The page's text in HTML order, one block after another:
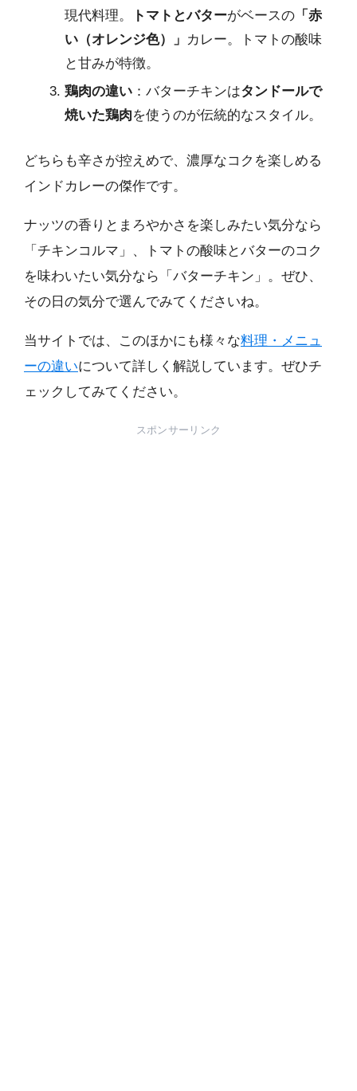
現代料理。
トマトとバターがベースの 「赤
い（オレンジ色）」 カレー。トマトの酸味
と甘みが特徴。
鶏肉の違い ：バターチキンはタンドールで
焼いた鶏肉を使うのが伝統的なスタイル。
どちらも辛さが控えめで、濃厚なコクを楽しめる
インドカレーの傑作です。
ナッツの香りとまろやかさを楽しみたい気分なら
「チキンコルマ」、トマトの酸味とバターのコク
を味わいたい気分なら「バターチキン」。ぜひ、
その日の気分で選んでみてくださいね。
当サイトでは、このほかにも様々な料理・メニュ
ーの違いについて詳しく解説しています。ぜひチ
ェックしてみてください。
スポンサーリンク